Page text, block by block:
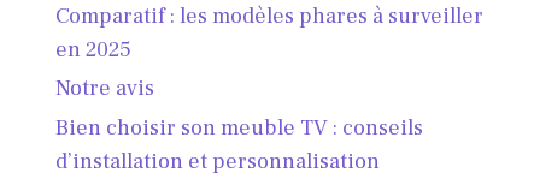
Comparatif : les modèles phares à surveiller
en 2025
Notre avis
Bien choisir son meuble TV : conseils
d’installation et personnalisation